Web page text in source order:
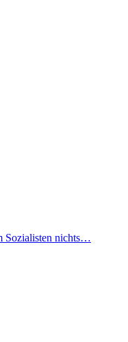
Sozialisten nichts…